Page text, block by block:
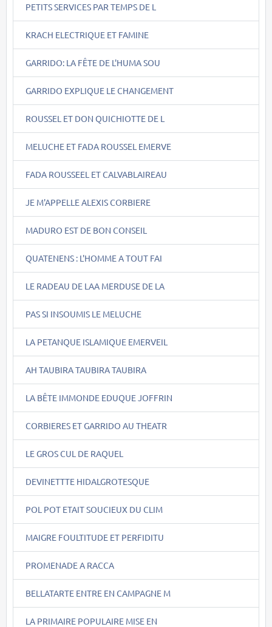
PETITS SERVICES PAR TEMPS DE L
KRACH ELECTRIQUE ET FAMINE
GARRIDO: LA FÊTE DE L'HUMA SOU
GARRIDO EXPLIQUE LE CHANGEMENT
ROUSSEL ET DON QUICHIOTTE DE L
MELUCHE ET FADA ROUSSEL EMERVE
FADA ROUSSEEL ET CALVABLAIREAU
JE M'APPELLE ALEXIS CORBIERE
MADURO EST DE BON CONSEIL
QUATENENS : L'HOMME A TOUT FAI
LE RADEAU DE LAA MERDUSE DE LA
PAS SI INSOUMIS LE MELUCHE
LA PETANQUE ISLAMIQUE EMERVEIL
AH TAUBIRA TAUBIRA TAUBIRA
LA BÊTE IMMONDE EDUQUE JOFFRIN
CORBIERES ET GARRIDO AU THEATR
LE GROS CUL DE RAQUEL
DEVINETTTE HIDALGROTESQUE
POL POT ETAIT SOUCIEUX DU CLIM
MAIGRE FOULTITUDE ET PERFIDITU
PROMENADE A RACCA
BELLATARTE ENTRE EN CAMPAGNE M
LA PRIMAIRE POPULAIRE MISE EN